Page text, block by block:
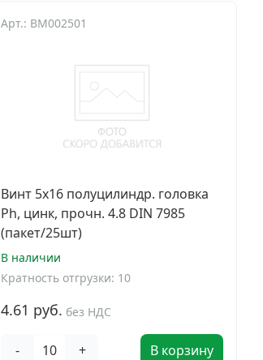
Арт.: BM002501
Винт 5х16 полуцилиндр. головка
Ph, цинк, прочн. 4.8 DIN 7985
(пакет/25шт)
В наличии
Кратность отгрузки: 10
4.61 руб. без НДС
- + В корзину